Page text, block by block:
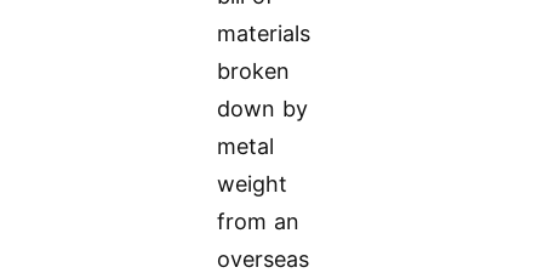
materials
broken
down by
metal
weight
from an
overseas